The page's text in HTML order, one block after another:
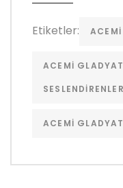
Etiketler:
ACEMI
SESLENDIRENLER
ACEMI